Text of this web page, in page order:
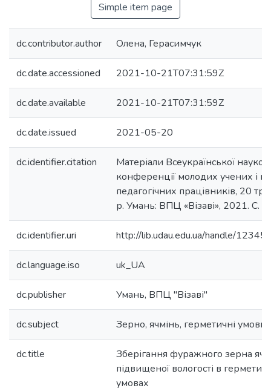
Simple item page
dc.contributor.author Олена, Герасимчук
dc.date.accessioned 2021-10-21T07:31:59Z
dc.date.available 2021-10-21T07:31:59Z
dc.date.issued 2021-05-20
dc.identifier.citation
Матеріали Всеукраїнської
конференції молодих учених і
педагогічних працівників, 20
р. Умань: ВПЦ «Візаві», 2021. С.
dc.identifier.uri http://lib.udau.edu.ua/handle/
dc.language.iso uk_UA
dc.publisher Умань, ВПЦ "Візаві"
dc.subject Зерно, ячмінь, герметичні умови
dc.title
Зберігання фуражного зерна
підвищеної вологості в
умовах